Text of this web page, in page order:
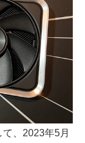
、2023年5月